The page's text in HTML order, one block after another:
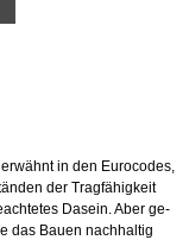
in den Eu­ro­codes,
der Trag­fä­hig­keit
Da­sein. Aber ge­
das Bauen nach­hal­tig